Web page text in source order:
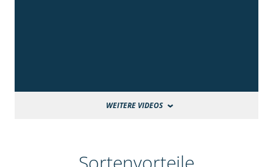
WEITERE VIDEOS